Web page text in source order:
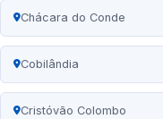
Chácara do Conde
Cobilândia
Cristóvão Colombo